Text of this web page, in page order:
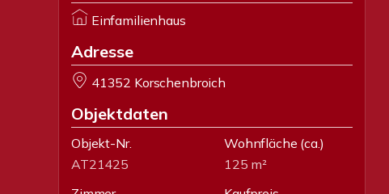
Einfamilienhaus
Adresse
41352 Korschenbroich
Objektdaten
Objekt-Nr.
AT21425
Wohnfläche (ca.)
125 m²